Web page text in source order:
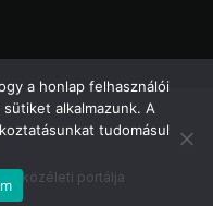
közéleti portálja
a honlap felhasználói
alkalmazunk. A
tudomásul